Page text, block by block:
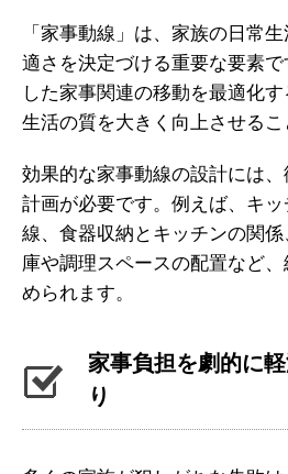
「家事動線」は、家族の日常
適さを決定づける重要な要素
した家事関連の移動を最適化
生活の質を大きく向上させるこ
効果的な家事動線の設計には
計画が必要です。例えば、キ
線、食器収納とキッチンの関
庫や調理スペースの配置など
められます。
家事負担を劇的に
り